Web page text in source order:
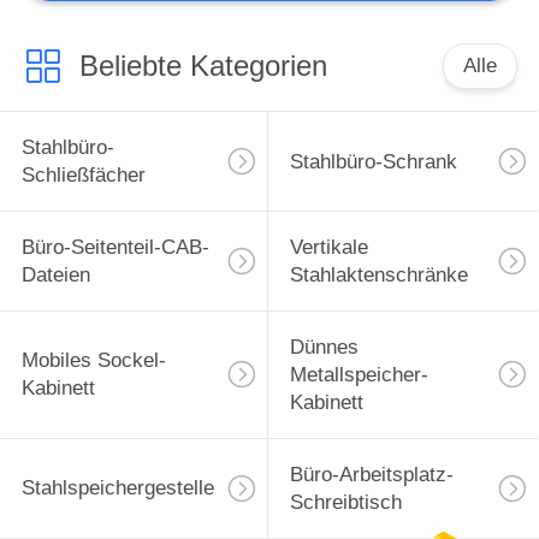
Beliebte Kategorien Alle
Stahlbüro-
Schließfächer
Stahlbüro-Schrank
Büro-Seitenteil-CAB-
Dateien
Vertikale
Stahlaktenschränke
Mobiles Sockel-
Kabinett
Dünnes
Metallspeicher-
Kabinett
Stahlspeichergestelle
Büro-Arbeitsplatz-
Schreibtisch